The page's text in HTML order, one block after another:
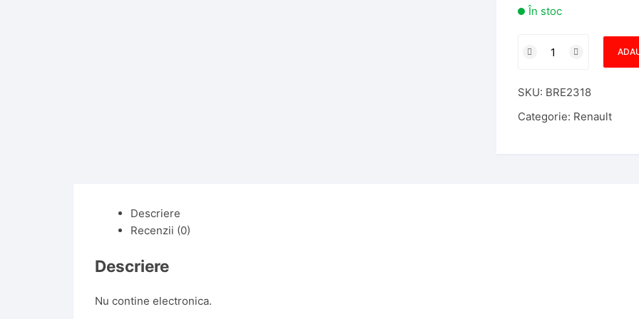
În stoc
Carcasa
Renault
Clio
SKU: BRE2318
Categorie: Renault
Descriere
Recenzii (0)
Descriere
Nu contine electronica.